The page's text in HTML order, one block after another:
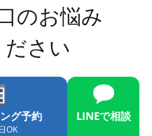
のお悩み
さい
グ予約
OK
LINEで相談